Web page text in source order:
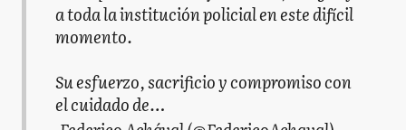
a toda la institución policial en este difícil
momento.
Su esfuerzo, sacrificio y compromiso con
el cuidado de…